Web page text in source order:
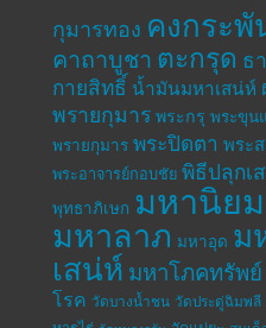
กุมารทอง คงกระพั
คาถาบูชา ตะกรุด ธ
กายสิทธิ์ น้ำมันมหาเสน่ห์
พรายกุมาร พระกรุ พระขุน
พรายกุมาร พระปิดตา พระ
พระอาจารย์กอบชัย พิธีปลุกเ
พุทธาภิเษก มหานิยม
มหาลาภ มหาอุด ม
เสน่ห์ มหาโภคทรัพย์
โรค วัดบางน้ำชน วัดประดู่ฉิมพลี